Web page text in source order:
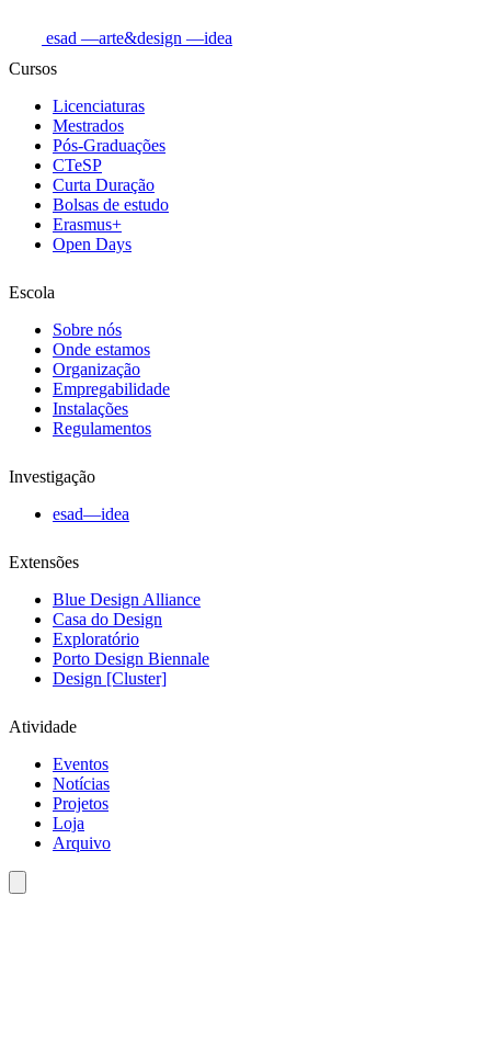
esad —arte&design —idea
Cursos
Licenciaturas
Mestrados
Pós-Graduações
CTeSP
Curta Duração
Bolsas de estudo
Erasmus+
Open Days
Escola
Sobre nós
Onde estamos
Organização
Empregabilidade
Instalações
Regulamentos
Investigação
esad—idea
Extensões
Blue Design Alliance
Casa do Design
Exploratório
Porto Design Biennale
Design [Cluster]
Atividade
Eventos
Notícias
Projetos
Loja
Arquivo